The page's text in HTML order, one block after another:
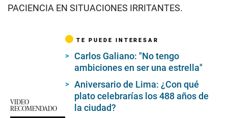
PACIENCIA EN SITUACIONES IRRITANTES.
VIDEO
RECOMENDADO
TE PUEDE INTERESAR
Carlos Galiano: "No tengo
ambiciones en ser una estrella"
Aniversario de Lima: ¿Con qué
plato celebrarías los 488 años de
la ciudad?